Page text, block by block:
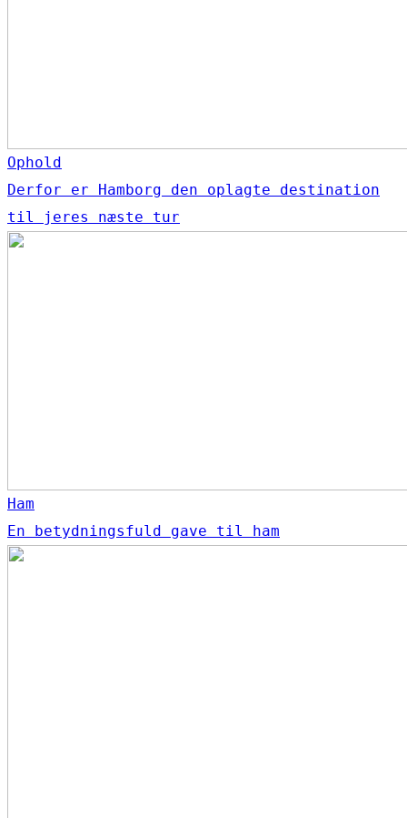
Ophold
Derfor er Hamborg den oplagte destination
til jeres næste tur
Ham
En betydningsfuld gave til ham